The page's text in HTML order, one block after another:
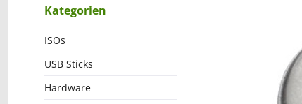
Kategorien
ISOs
USB Sticks
Hardware